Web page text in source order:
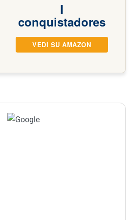
I
conquistadores
VEDI SU AMAZON